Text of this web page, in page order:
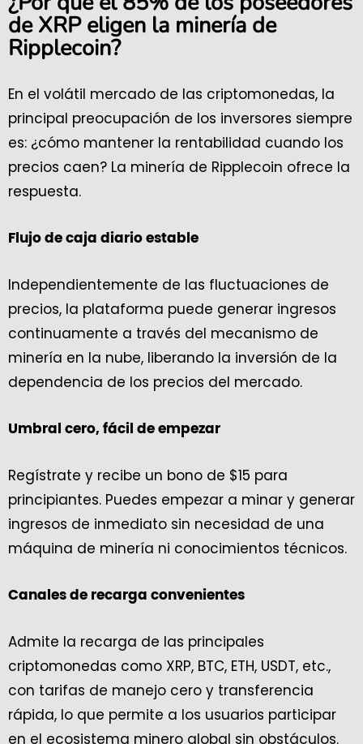
de XRP eligen la minería de
Ripplecoin?
En el volátil mercado de las criptomonedas, la
principal preocupación de los inversores siempre
es: ¿cómo mantener la rentabilidad cuando los
precios caen? La minería de Ripplecoin ofrece la
respuesta.
Flujo de caja diario estable
Independientemente de las fluctuaciones de
precios, la plataforma puede generar ingresos
continuamente a través del mecanismo de
minería en la nube, liberando la inversión de la
dependencia de los precios del mercado.
Umbral cero, fácil de empezar
Regístrate y recibe un bono de $15 para
principiantes. Puedes empezar a minar y generar
ingresos de inmediato sin necesidad de una
máquina de minería ni conocimientos técnicos.
Canales de recarga convenientes
Admite la recarga de las principales
criptomonedas como XRP, BTC, ETH, USDT, etc.,
con tarifas de manejo cero y transferencia
rápida, lo que permite a los usuarios participar
en el ecosistema minero global sin obstáculos.